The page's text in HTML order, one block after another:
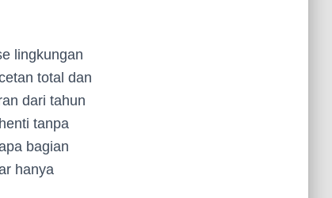
lingkungan
total dan
dari tahun
tanpa
bagian
hanya